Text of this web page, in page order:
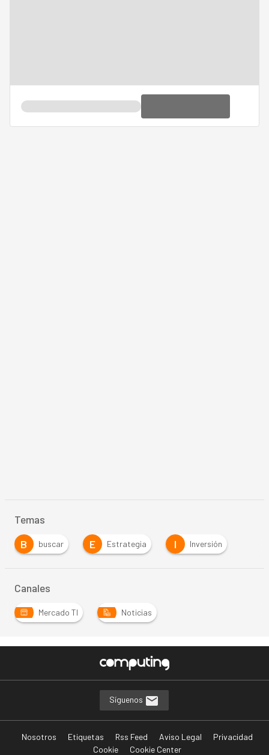
Temas
B
buscar E Estrategia I Inversión
Canales
Mercado TI Noticias
Síguenos
Nosotros Etiquetas Rss Feed Aviso Legal
Privacidad
Cookie
Cookie Center